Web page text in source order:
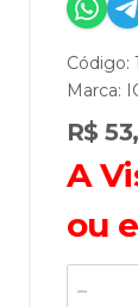
Código:
Marca:
R$
A
ou